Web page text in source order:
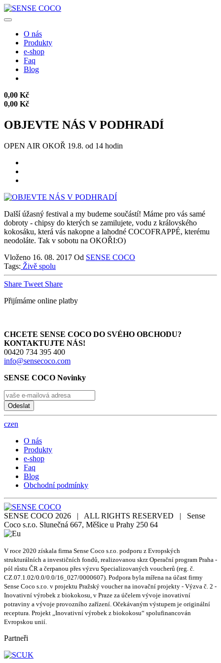
O nás
Produkty
e-shop
Faq
Blog
0,00 Kč
0,00 Kč
OBJEVTE NÁS V PODHRADÍ
OPEN AIR OKOŘ 19.8. od 14 hodin
Další úžasný festival a my budeme součástí! Máme pro vás samé
dobroty - chipsy do kterých se zamilujete, vodu z královského
kokosáku, která vás nakopne a lahodné COCOFRAPPÉ, kterému
neodoláte. Tak v sobotu na OKOŘI:O)
Vloženo 16. 08. 2017 Od SENSE COCO
Tags: Živě spolu
Share Tweet Share
Přijímáme online platby
CHCETE SENSE COCO DO SVÉHO OBCHODU?
KONTAKTUJTE NÁS!
00420 734 395 400
info@sensecoco.com
SENSE COCO Novinky
Odeslat
czen
O nás
Produkty
e-shop
Faq
Blog
Obchodní podmínky
SENSE COCO 2026 | ALL RIGHTS RESERVED | Sense
Coco s.r.o. Slunečná 667, Měšice u Prahy 250 64
V roce 2020 získala firma Sense Coco s.r.o. podporu z Evropských
strukturálních a investičních fondů, realizovanou skrz Operační program Praha -
pól růstu ČR a čerpanou přes výzvu Specializovaných voucherů (reg. č.
CZ.07.1.02/0.0/0.0/16_027/0000607). Podpora byla mířena na účast firmy
Sense Coco s.r.o. v projektu Pražský voucher na inovační projekty - Výzva č. 2 -
Inovativní výrobek z biokokosu, v Praze za účelem vývoje inovativní
potraviny a vývoje provozního zařízení. Očekávaným výstupem je originální
receptura. Projekt „Inovativní výrobek z biokokosu“ spolufinancován
Evropskou unií.
Partneři